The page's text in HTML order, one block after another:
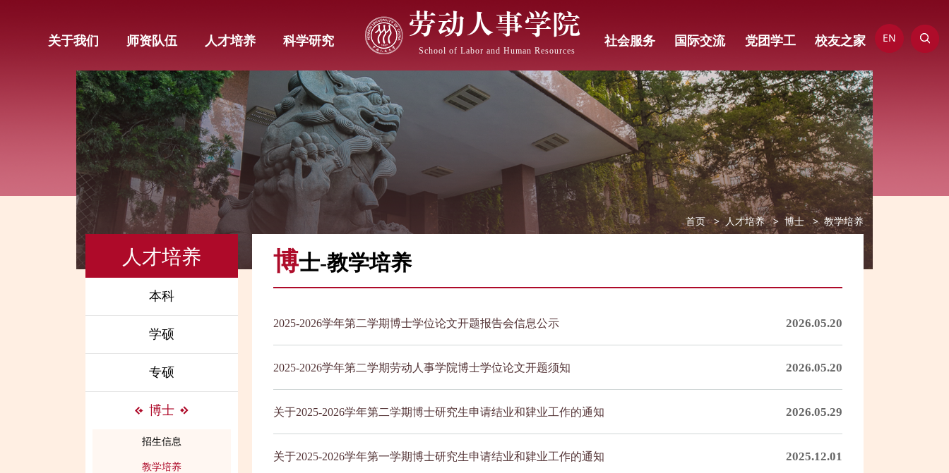
劳动人事学院
School of Labor and Human Resources
关于我们 师资队伍 人才培养 科学研究 社会服务 国际交流 党团学工 校友之家 EN
人才培养
本科
学硕
专硕
博士
招生信息
教学培养
首页 人才培养 博士 教学培养
博士-教学培养
2025-2026学年第二学期博士学位论文开题报告会信息公示 2026.05.20
2025-2026学年第二学期劳动人事学院博士学位论文开题须知 2026.05.20
关于2025-2026学年第二学期博士研究生申请结业和肄业工作的通知 2026.05.29
关于2025-2026学年第一学期博士研究生申请结业和肄业工作的通知 2025.12.01